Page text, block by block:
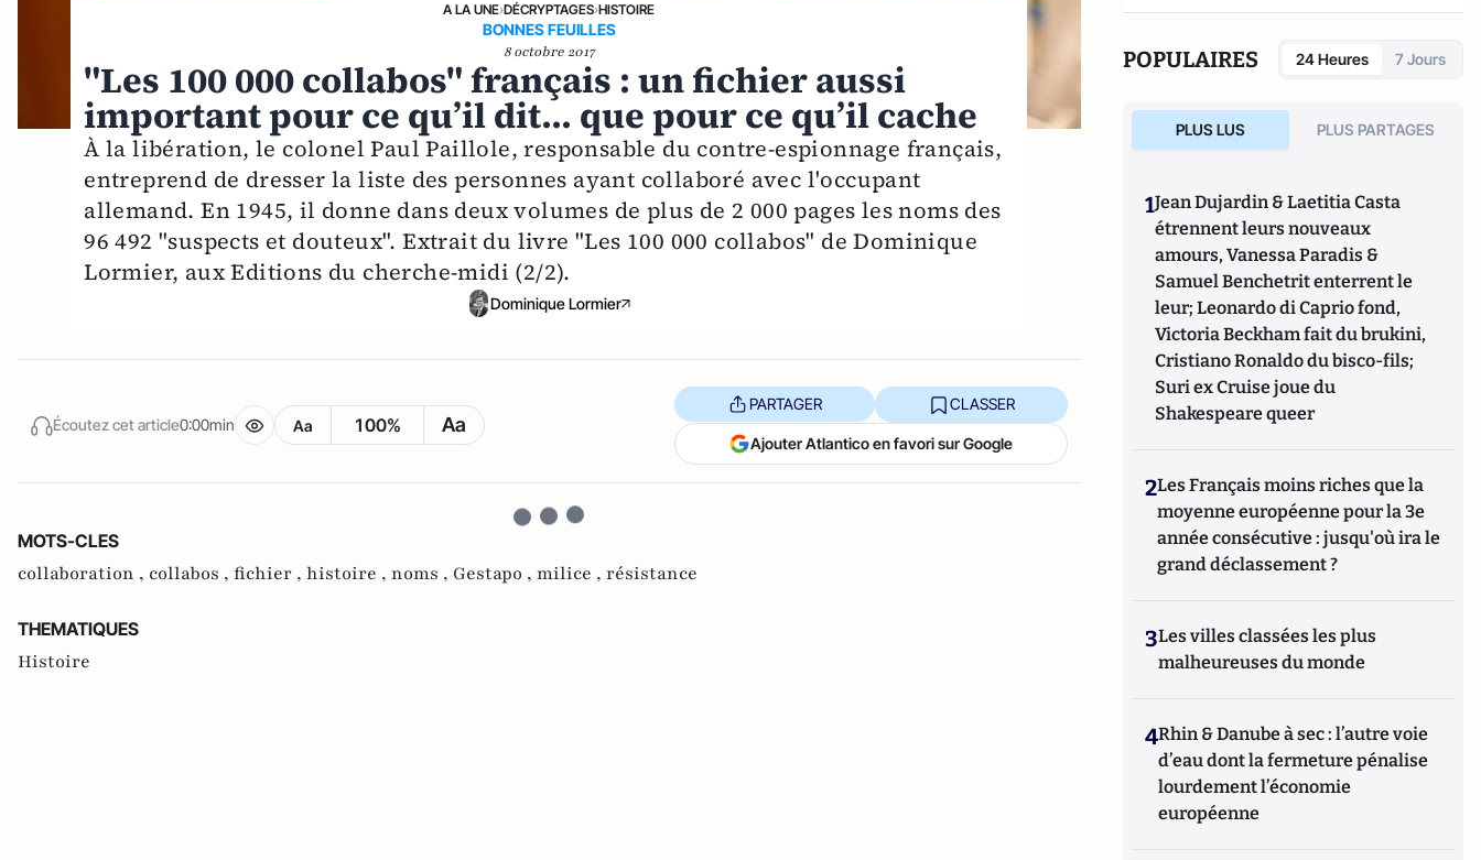
A LA UNE›DÉCRYPTAGES›HISTOIRE
BONNES FEUILLES
8 octobre 2017
"Les 100 000 collabos" français : un fichier aussi
important pour ce qu’il dit... que pour ce qu’il cache
À la libération, le colonel Paul Paillole, responsable du contre-espionnage français,
entreprend de dresser la liste des personnes ayant collaboré avec l'occupant
allemand. En 1945, il donne dans deux volumes de plus de 2 000 pages les noms des
96 492 "suspects et douteux". Extrait du livre "Les 100 000 collabos" de Dominique
Lormier, aux Editions du cherche-midi (2/2).
Dominique Lormier
Écoutez cet article0:00min Aa 100% Aa
PARTAGER CLASSER
Ajouter Atlantico en favori sur Google
MOTS-CLES
collaboration , collabos , fichier , histoire , noms , Gestapo , milice , résistance
THEMATIQUES
Histoire
centaine d'ouvrages.
POPULAIRES 24 Heures 7 Jours
PLUS LUS PLUS PARTAGES
1Jean Dujardin & Laetitia Casta
étrennent leurs nouveaux
amours, Vanessa Paradis &
Samuel Benchetrit enterrent le
leur; Leonardo di Caprio fond,
Victoria Beckham fait du brukini,
Cristiano Ronaldo du bisco-fils;
Suri ex Cruise joue du
Shakespeare queer
2Les Français moins riches que la
moyenne européenne pour la 3e
année consécutive : jusqu'où ira le
grand déclassement ?
3Les villes classées les plus
malheureuses du monde
4Rhin & Danube à sec : l’autre voie
d’eau dont la fermeture pénalise
lourdement l’économie
européenne